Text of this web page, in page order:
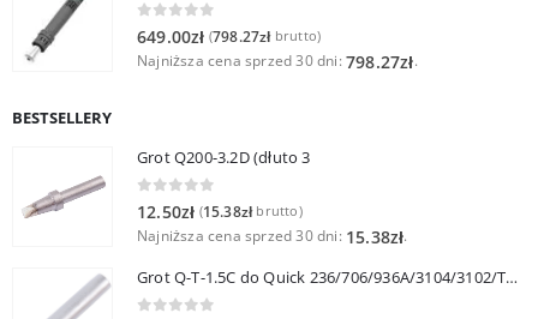
649.00zł (798.27złbrutto)
Najniższa cena sprzed 30 dni: 798.27zł.
BESTSELLERY
Grot Q200-3.2D (dłuto 3
0out of 5
12.50zł (15.38złbrutto)
Najniższa cena sprzed 30 dni: 15.38zł.
Grot Q-T-1.5C do Quick 236/706/936A/3104/3102/TS1100